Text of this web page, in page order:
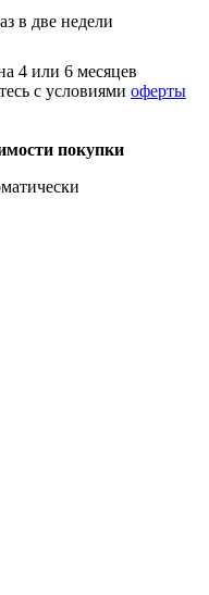
в две недели
4 или 6 месяцев
с условиями оферты
покупки